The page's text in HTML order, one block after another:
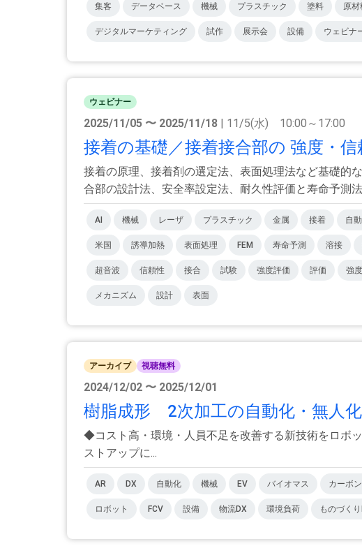
集客 データベース 機械 プラスチック 塗料 原材
デジタルマーケティング 試作 展示会 設備 ウェビナ
ウェビナー
2025/11/05 〜 2025/11/18 | 11/5(水) 10:00～17:00
接着の基礎／接着接合部の 強度・
接着の原理、接着剤の選定法、表面処理法など基礎的
合部の設計法、安全率設定法、耐久性評価と寿命予測
AI 機械 レーザ プラスチック 金属 接着 自
米国 誘導加熱 表面処理 FEM 寿命予測 溶接
超音波 信頼性 接合 試験 強度評価 評価 強度
メカニズム 設計 表面
アーカイブ 視聴無料
2024/12/02 〜 2025/12/01
樹脂成形 2次加工の自動化・無人
◆コスト高・環境・人員不足を改善する新技術をロボ
ストアップに...
AR DX 自動化 機械 EV バイオマス カーボ
ロボット FCV 設備 物流DX 環境負荷 ものづく